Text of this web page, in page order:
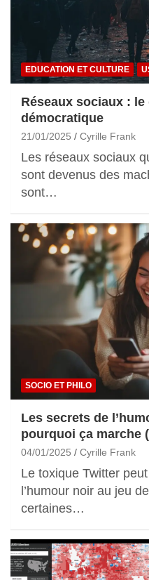
EDUCATION ET CULTURE
Réseaux sociaux :
démocratique
21/01/2025 Cyrille Frank
Les réseaux sociaux
sont devenus des
sont…
SOCIO ET PHILO
Les secrets de
pourquoi ça marche
04/01/2025 Cyrille Frank
Le toxique Twitter
l’humour noir au jeu
certaines…